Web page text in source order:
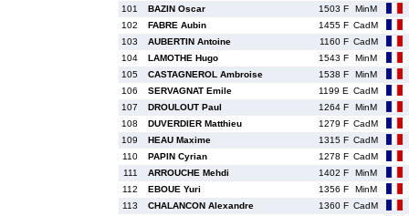
101
BAZIN Oscar 1503 F
MinM
102
FABRE Aubin 1455 F CadM
103
AUBERTIN Antoine 1160 F CadM
104
LAMOTHE Hugo 1543 F
MinM
105
CASTAGNEROL Ambroise 1538 F
MinM
106
SERVAGNAT Emile 1199 E CadM
107
DROULOUT Paul 1264 F
MinM
108
DUVERDIER Matthieu 1279 F CadM
109
HEAU Maxime 1315 F CadM
110
PAPIN Cyrian 1278 F CadM
111
ARROUCHE Mehdi 1402 F
MinM
112
EBOUE Yuri 1356 F
MinM
113
CHALANCON Alexandre 1360 F CadM